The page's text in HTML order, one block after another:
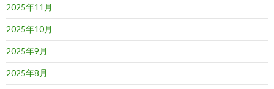
2025年11月
2025年10月
2025年9月
2025年8月